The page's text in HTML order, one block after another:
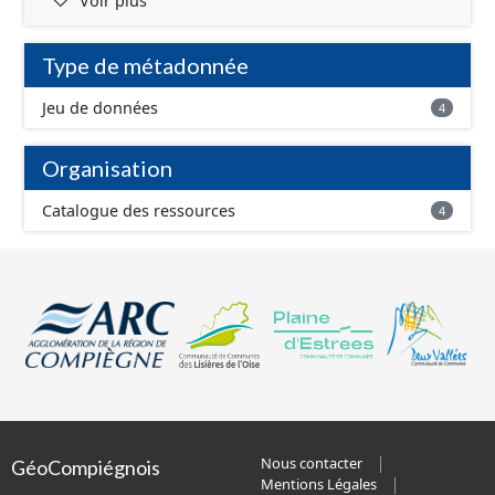
Type de métadonnée
Jeu de données 4
Organisation
Catalogue des ressources 4
GéoCompiégnois
Nous contacter
Mentions Légales